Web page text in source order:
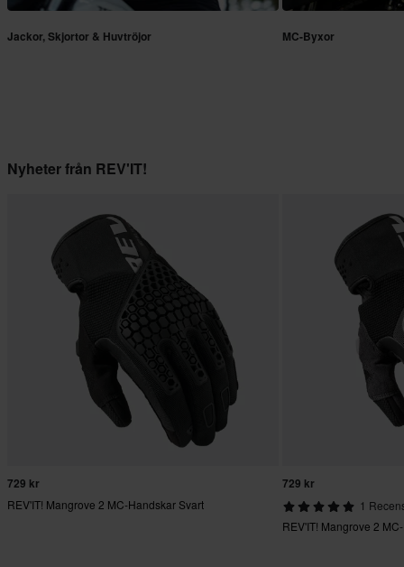
Jackor, Skjortor & Huvtröjor MC-Byxor
Nyheter från REV'IT!
729 kr
REV'IT! Mangrove 2 MC-Handskar Svart
729 kr
1
REV'IT! Mangrove 2